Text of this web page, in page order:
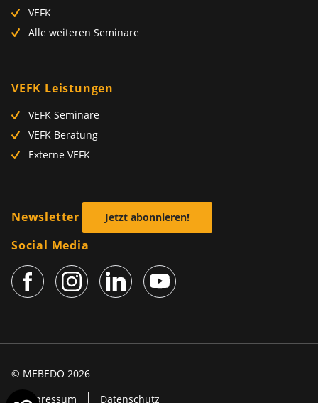
VEFK
Alle weiteren Seminare
VEFK Leistungen
VEFK Seminare
VEFK Beratung
Externe VEFK
Newsletter Jetzt abonnieren!
Social Media
© MEBEDO 2026
Impressum
Datenschutz